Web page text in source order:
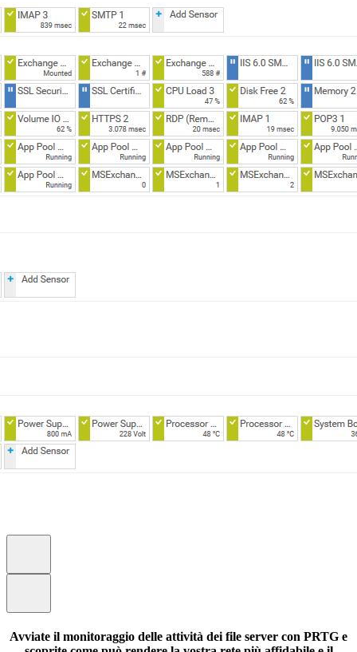
Avviate il monitoraggio delle attività dei file server con PRTG e